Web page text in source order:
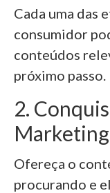
Cada uma das
consumidor
conteúdos
próximo passo.
2.
Ofereça o
procurando e